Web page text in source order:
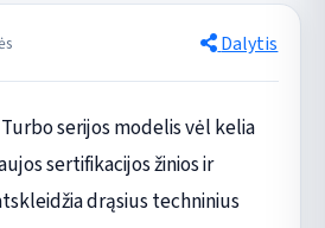
Dalytis
serijos modelis vėl kelia
sertifikacijos žinios ir
drąsius techninius